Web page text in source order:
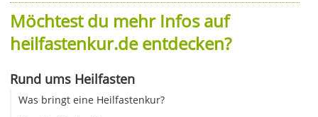
Möchtest du mehr Infos auf
heilfastenkur.de entdecken?
Rund ums Heilfasten
Was bringt eine Heilfastenkur?